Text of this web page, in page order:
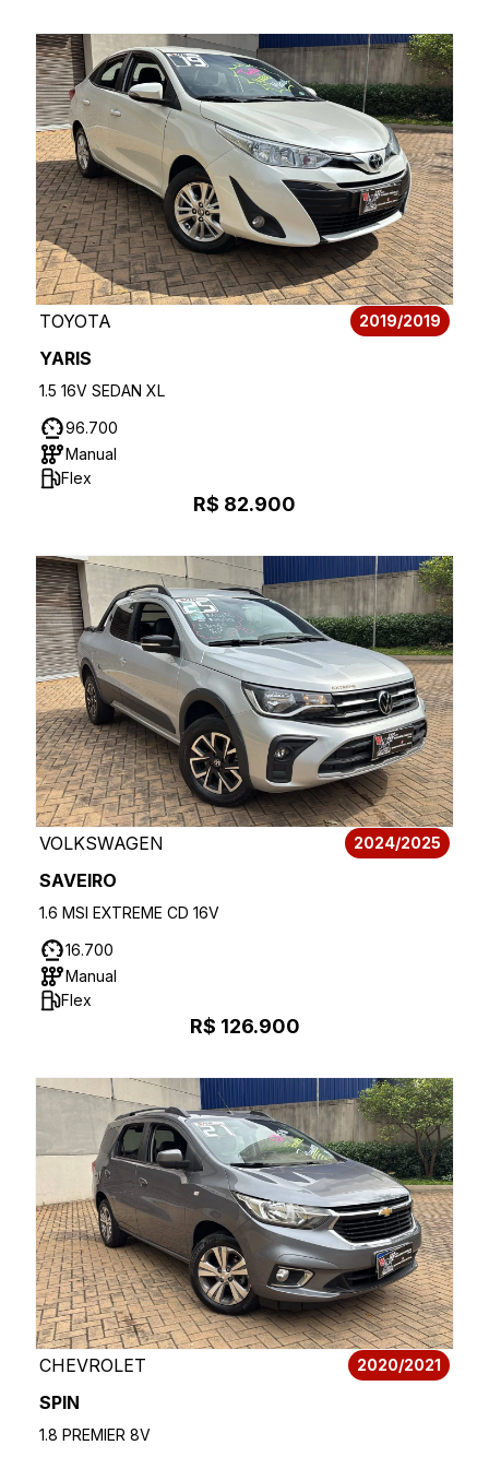
TOYOTA 2019/2019
YARIS
1.5 16V SEDAN XL
96.700
Manual
Flex
R$ 82.900
VOLKSWAGEN 2024/2025
SAVEIRO
1.6 MSI EXTREME CD 16V
16.700
Manual
Flex
R$ 126.900
CHEVROLET 2020/2021
SPIN
1.8 PREMIER 8V